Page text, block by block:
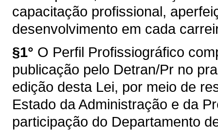
capacitação profissional,
desenvolvimento em cada
§1° O Perfil Profissiográfico
publicação pelo Detran/Pr no
edição desta Lei, por meio de
Estado da Administração e da
participação do Departamento